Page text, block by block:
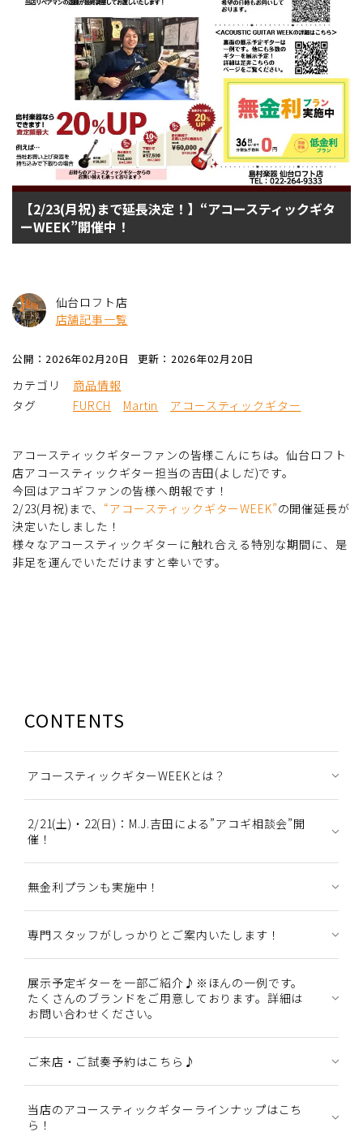
【2/23(月祝)まで延長決定！】“アコースティックギタ
ーWEEK”開催中！
仙台ロフト店
店舗記事一覧
公開：2026年02月20日 更新：2026年02月20日
カテゴリ
商品情報
タグ
FURCH Martin アコースティックギター
アコースティックギターファンの皆様こんにちは。仙台ロフト
店アコースティックギター担当の吉田(よしだ)です。
今回はアコギファンの皆様へ朗報です！
2/23(月祝)まで、 “アコースティックギターWEEK”の開催延長が
決定いたしました！
様々なアコースティックギターに触れ合える特別な期間に、是
非足を運んでいただけますと幸いです。
CONTENTS
アコースティックギターWEEKとは？
2/21(土)・22(日)：M.J.吉田による”アコギ相談会”開
催！
無金利プランも実施中！
専門スタッフがしっかりとご案内いたします！
展示予定ギターを一部ご紹介♪※ほんの一例です。
たくさんのブランドをご用意しております。詳細は
お問い合わせください。
ご来店・ご試奏予約はこちら♪
当店のアコースティックギターラインナップはこち
ら！